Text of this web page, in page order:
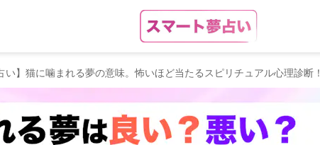
い】猫に噛まれる夢の意味。怖いほど当たるスピリチュアル心理診断！